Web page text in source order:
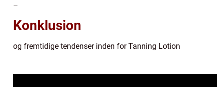
–
Konklusion
og fremtidige tendenser inden for Tanning Lotion